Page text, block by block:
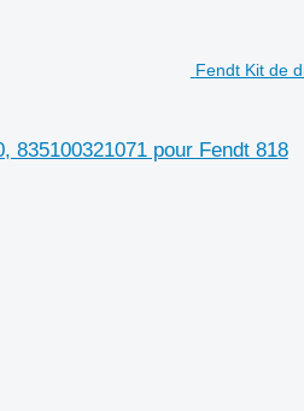
Fendt Kit de
835100321071 pour Fendt 818